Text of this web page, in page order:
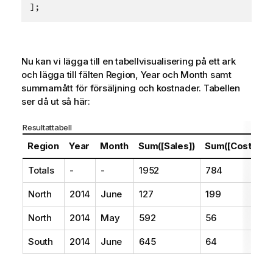
];
Nu kan vi lägga till en tabellvisualisering på ett ark
och lägga till fälten Region Yearoch Month samt
summamått för försäljning och kostnader. Tabellen
ser då ut så här:
Resultattabell
Region Year Month Sum([Sales]) Sum([Costs])
Totals - - 1952 784
North 2014 June 127 199
North 2014 May 592 56
South 2014 June 645 64